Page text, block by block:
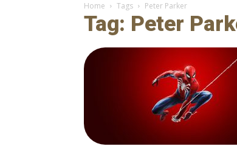
Home Tags Peter Parker
Tag: Peter